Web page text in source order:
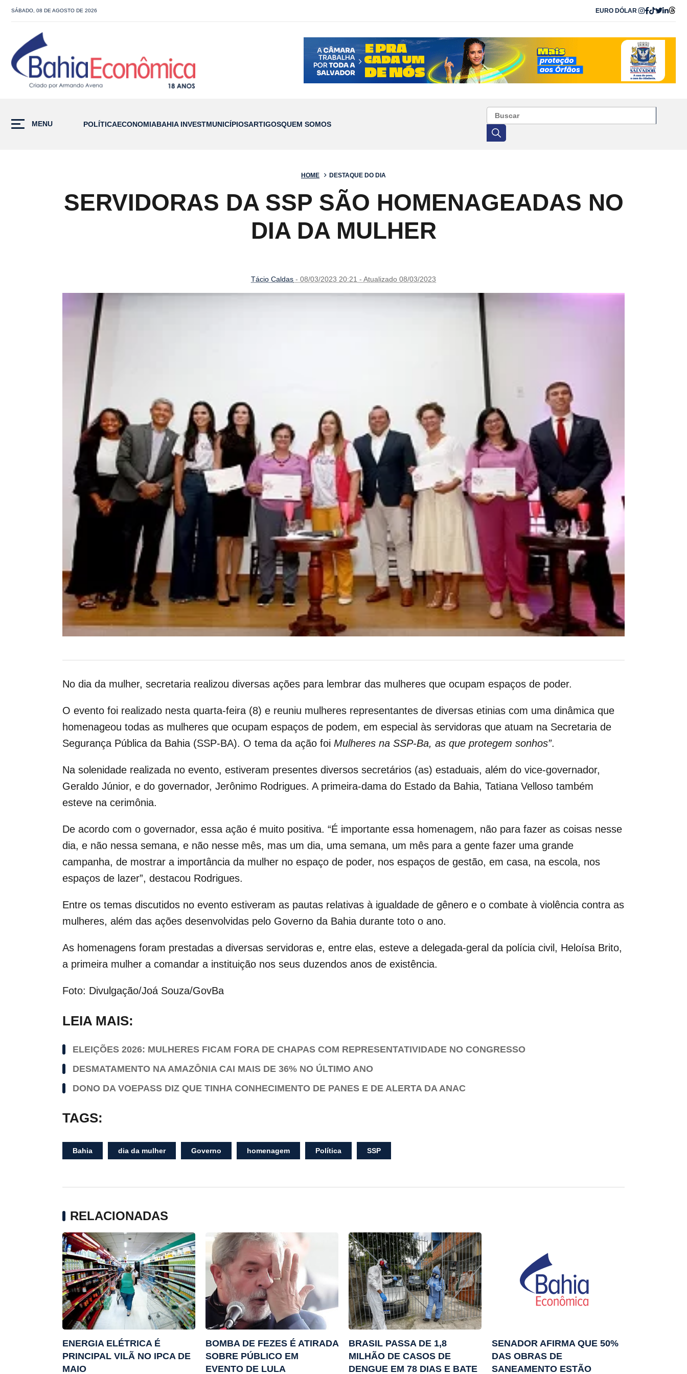
SÁBADO, 08 DE AGOSTO DE 2026 EURO DÓLAR
MENU POLÍTICAECONOMIABAHIA INVESTMUNICÍPIOSARTIGOSQUEM SOMOS
HOME DESTAQUE DO DIA
SERVIDORAS DA SSP SÃO HOMENAGEADAS NO
DIA DA MULHER
Tácio Caldas - 08/03/2023 20:21 - Atualizado 08/03/2023
No dia da mulher, secretaria realizou diversas ações para lembrar das mulheres que ocupam espaços de poder.
O evento foi realizado nesta quarta-feira (8) e reuniu mulheres representantes de diversas etinias com uma dinâmica que
homenageou todas as mulheres que ocupam espaços de podem, em especial às servidoras que atuam na Secretaria de
Segurança Pública da Bahia (SSP-BA). O tema da ação foi Mulheres na SSP-Ba, as que protegem sonhos”.
Na solenidade realizada no evento, estiveram presentes diversos secretários (as) estaduais, além do vice-governador,
Geraldo Júnior, e do governador, Jerônimo Rodrigues. A primeira-dama do Estado da Bahia, Tatiana Velloso também
esteve na cerimônia.
De acordo com o governador, essa ação é muito positiva. “É importante essa homenagem, não para fazer as coisas nesse
dia, e não nessa semana, e não nesse mês, mas um dia, uma semana, um mês para a gente fazer uma grande
campanha, de mostrar a importância da mulher no espaço de poder, nos espaços de gestão, em casa, na escola, nos
espaços de lazer”, destacou Rodrigues.
Entre os temas discutidos no evento estiveram as pautas relativas à igualdade de gênero e o combate à violência contra as
mulheres, além das ações desenvolvidas pelo Governo da Bahia durante toto o ano.
As homenagens foram prestadas a diversas servidoras e, entre elas, esteve a delegada-geral da polícia civil, Heloísa Brito,
a primeira mulher a comandar a instituição nos seus duzendos anos de existência.
Foto: Divulgação/Joá Souza/GovBa
LEIA MAIS:
ELEIÇÕES 2026: MULHERES FICAM FORA DE CHAPAS COM REPRESENTATIVIDADE NO CONGRESSO
DESMATAMENTO NA AMAZÔNIA CAI MAIS DE 36% NO ÚLTIMO ANO
DONO DA VOEPASS DIZ QUE TINHA CONHECIMENTO DE PANES E DE ALERTA DA ANAC
TAGS:
Bahia dia da mulher Governo homenagem Política SSP
RELACIONADAS
ENERGIA ELÉTRICA É
PRINCIPAL VILÃ NO IPCA DE
MAIO
BOMBA DE FEZES É ATIRADA
SOBRE PÚBLICO EM
EVENTO DE LULA
BRASIL PASSA DE 1,8
MILHÃO DE CASOS DE
DENGUE EM 78 DIAS E BATE
SENADOR AFIRMA QUE 50%
DAS OBRAS DE
SANEAMENTO ESTÃO